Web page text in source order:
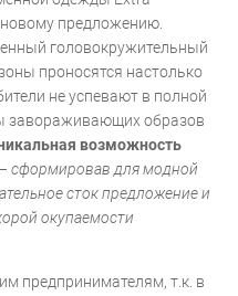
предложению.
головокружительный
проносятся настолько
не успевают в полной
завораживающих образов
возможность
сформировав для модной
сток предложение и
окупаемости
предпринимателям, т.к. в